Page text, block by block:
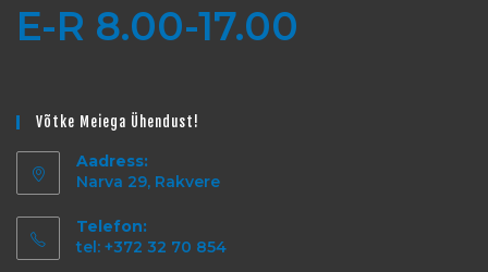
E-R 8.00-17.00
Võtke Meiega Ühendust!
Aadress:
Narva 29, Rakvere
Telefon:
tel: +372 32 70 854